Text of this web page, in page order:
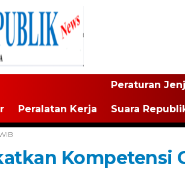
Peralatan Kerja
Peraturan
Suara
Kompetensi